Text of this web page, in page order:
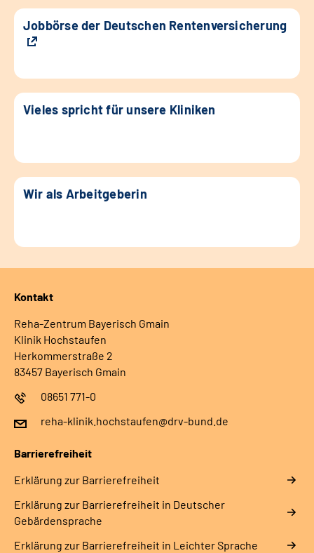
Jobbörse der Deutschen Rentenversicherung
Vieles spricht für unsere Kliniken
Wir als Arbeitgeberin
Kontakt
Reha-Zentrum Bayerisch Gmain
Klinik Hochstaufen
Herkommerstraße 2
83457 Bayerisch Gmain
08651 771-0
reha-klinik.hochstaufen@drv-bund.de
Barrierefreiheit
Erklärung zur Barrierefreiheit
Erklärung zur Barrierefreiheit in Deutscher
Gebärdensprache
Erklärung zur Barrierefreiheit in Leichter Sprache